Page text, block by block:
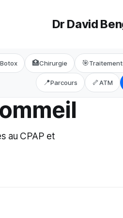
Dr David
Botox 🏥Chirurgie 🎯
📍Parcours 🦴ATM
au CPAP et